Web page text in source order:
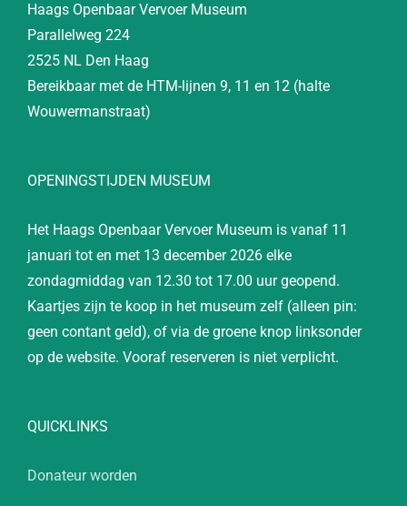
Haags Openbaar Vervoer Museum
Parallelweg 224
2525 NL Den Haag
Bereikbaar met de HTM-lijnen 9, 11 en 12 (halte
Wouwermanstraat)
OPENINGSTIJDEN MUSEUM
Het Haags Openbaar Vervoer Museum is vanaf 11
januari tot en met 13 december 2026 elke
zondagmiddag van 12.30 tot 17.00 uur geopend.
Kaartjes zijn te koop in het museum zelf (alleen pin:
geen contant geld), of via de groene knop linksonder
op de website. Vooraf reserveren is niet verplicht.
QUICKLINKS
Donateur worden